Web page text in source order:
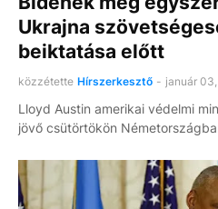
Ukrajna
beiktatása előtt
közzétette Hírszerkesztő - január
Lloyd Austin amerikai védelmi
jövő csütörtökön